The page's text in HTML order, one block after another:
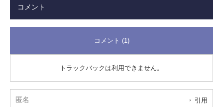
コメント
コメント (1)
トラックバックは利用できません。
匿名 引用